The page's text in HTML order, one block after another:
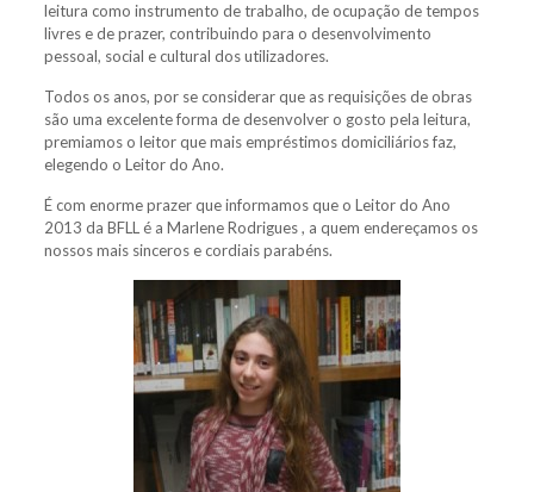
leitura como instrumento de trabalho, de ocupação de tempos
livres e de prazer, contribuindo para o desenvolvimento
pessoal, social e cultural dos utilizadores.
Todos os anos, por se considerar que as requisições de obras
são uma excelente forma de desenvolver o gosto pela leitura,
premiamos o leitor que mais empréstimos domiciliários faz,
elegendo o Leitor do Ano.
É com enorme prazer que informamos que o Leitor do Ano
2013 da BFLL é a Marlene Rodrigues , a quem endereçamos os
nossos mais sinceros e cordiais parabéns.